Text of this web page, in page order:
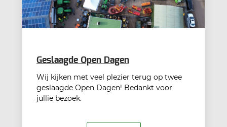
Geslaagde Open Dagen
Wij kijken met veel plezier terug op twee
geslaagde Open Dagen! Bedankt voor
jullie bezoek.